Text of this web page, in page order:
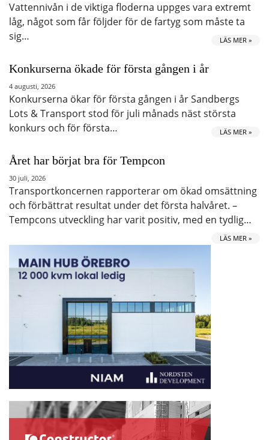
Vattennivån i de viktiga floderna uppges vara extremt
låg, något som får följder för de fartyg som måste ta
sig…
LÄS MER »
Konkurserna ökade för första gången i år
4 augusti, 2026
Konkurserna ökar för första gången i år Sandbergs
Lots & Transport stod för juli månads näst största
konkurs och för första…
LÄS MER »
Året har börjat bra för Tempcon
30 juli, 2026
Transportkoncernen rapporterar om ökad omsättning
och förbättrat resultat under det första halvåret. –
Tempcons utveckling har varit positiv, med en tydlig…
LÄS MER »